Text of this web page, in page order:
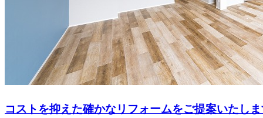
コストを抑えた確かなリフォームをご提案いたし